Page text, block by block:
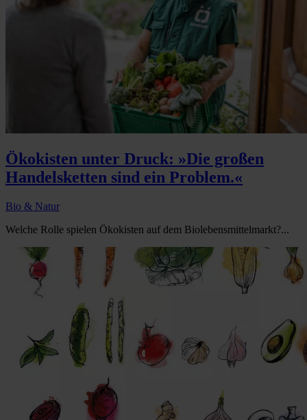
Ökokisten unter Druck: »Die großen
Handelsketten sind ein Problem.«
Bio & Natur
Welche Rolle spielen Ökokisten auf dem Biolebensmittelmarkt?...